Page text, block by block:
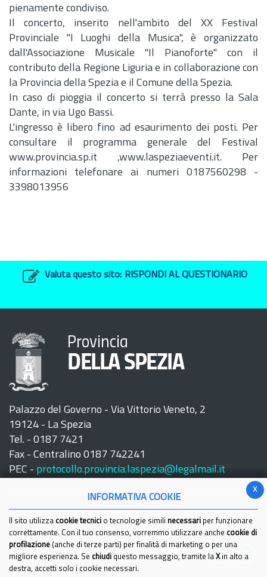
pienamente condiviso.
Il concerto, inserito nell'ambito del XX Festival
Provinciale "I Luoghi della Musica", è organizzato
dall'Associazione Musicale "Il Pianoforte" con il
contributo della Regione Liguria e in collaborazione con
la Provincia della Spezia e il Comune della Spezia.
In caso di pioggia il concerto si terrà presso la Sala
Dante, in via Ugo Bassi.
L'ingresso è libero fino ad esaurimento dei posti. Per
consultare il programma generale del Festival
www.provincia.sp.it ,www.laspeziaeventi.it. Per
informazioni telefonare ai numeri 0187560298 -
3398013956
Valuta questo sito: RISPONDI AL QUESTIONARIO
Provincia
DELLA SPEZIA
Palazzo del Governo - Via Vittorio Veneto, 2
19124 - La Spezia
Tel. - 0187 7421
Fax - Centralino 0187 742241
PEC - protocollo.provincia.laspezia@legalmail.it
Seguici su:
x
INFORMATIVA COOKIE
Il sito utilizza cookie tecnici o tecnologie simili necessari per funzionare
correttamente. Con il tuo consenso, vorremmo utilizzare anche cookie di
profilazione (anche di terze parti) per finalità di marketing o per una
migliore esperienza. Se chiudi questo messaggio, tramite la Xin alto a
destra, accetti solo i cookie necessari.